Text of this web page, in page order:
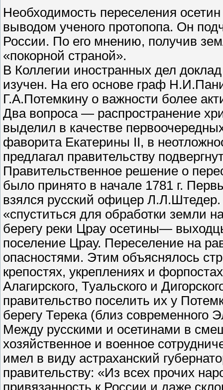
Необходимость переселения
выводом ученого протопопа. Он
России. По его мнению, получив
«покорной страной».
В Коллегии иностранных дел
изучен. На его основе граф
Г.А.Потемкину о важности более
Два вопроса — распространение
выделил в качестве
фаворита Екатерины II, в
предлагал правительству
Правительственное решение о
было принято в начале 1781 г.
взялся русский офицер
«спуститься для обработки земли
берегу реки Црау осетины—
поселение Црау. Переселение на
опасностями. Этим объяснялось
крепостях, укреплениях и
Алагирского, Туальского и
правительство поселить их у
берегу Терека (близ современного
Между русскими и осетинами в
хозяйственное и военное
имел в виду астраханский
правительству: «Из всех прочих
привязанность к России и даже